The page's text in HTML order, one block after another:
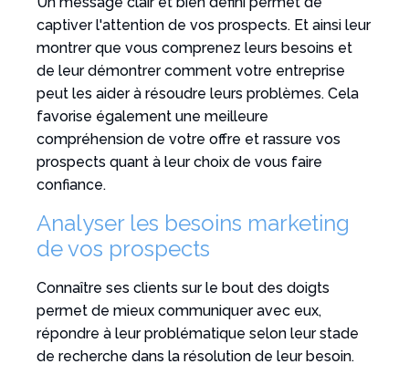
captiver l'attention de vos prospects. Et ainsi leur
montrer que vous comprenez leurs besoins et
de leur démontrer comment votre entreprise
peut les aider à résoudre leurs problèmes. Cela
favorise également une meilleure
compréhension de votre offre et rassure vos
prospects quant à leur choix de vous faire
confiance.
Analyser les besoins marketing
de vos prospects
Connaître ses clients sur le bout des doigts
permet de mieux communiquer avec eux,
répondre à leur problématique selon leur stade
de recherche dans la résolution de leur besoin.